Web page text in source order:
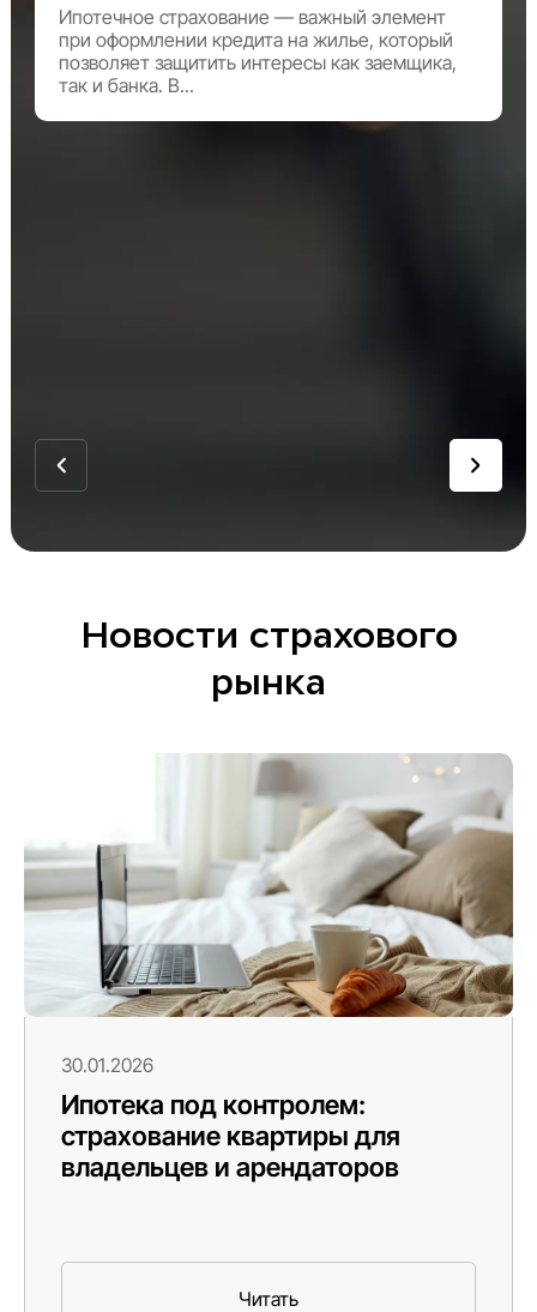
Ипотечное страхование — важный элемент
при оформлении кредита на жилье, который
позволяет защитить интересы как заемщика,
так и банка. В...
Новости страхового
рынка
30.01.2026
Ипотека под контролем:
страхование квартиры для
владельцев и арендаторов
Читать